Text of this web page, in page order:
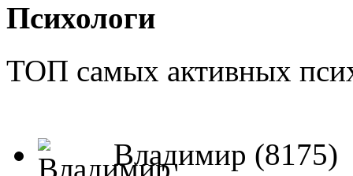
Психологи
ТОП самых активных
Владимир (8175)